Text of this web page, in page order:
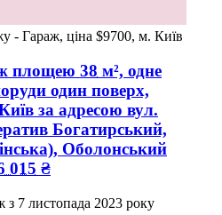
- Гараж, ціна $9700, м. Київ
площею 38 м², одне
один поверх,
за адресою вул.
Богатирський,
Оболонський
015 ₴
з 7 листопада 2023 року